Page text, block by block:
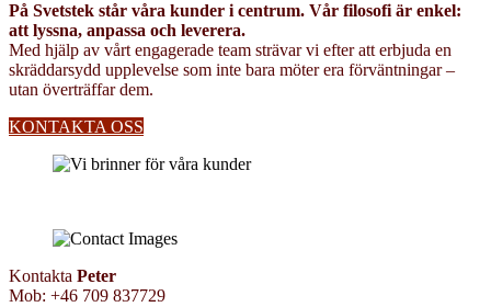
På Svetstek står våra kunder i centrum. Vår filosofi är enkel:
att lyssna, anpassa och leverera.
Med hjälp av vårt engagerade team strävar vi efter att erbjuda en
skräddarsydd upplevelse som inte bara möter era förväntningar –
utan överträffar dem.
KONTAKTA OSS
Kontakta Peter
Mob: +46 709 837729